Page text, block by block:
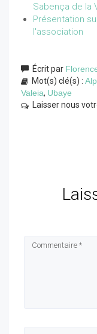
Sabença de la
Présentation
l'association
Écrit par
Mot(s) clé(s) :
Valeia, Ubaye
Laisser nous